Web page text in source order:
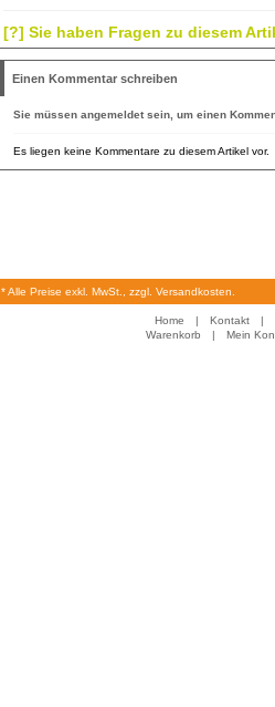
[?] Sie haben Fragen zu diesem
Einen Kommentar schreiben
Sie müssen angemeldet sein, um einen
Es liegen keine Kommentare zu diesem Artikel vor.
* Alle Preise exkl. MwSt., zzgl. Versandkosten.
Home | Kontakt
|
Warenkorb
| Mein